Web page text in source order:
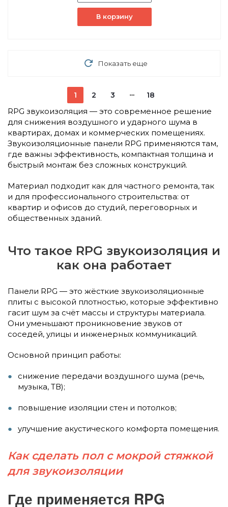
В корзину
Показать еще
1 2 3 18
RPG звукоизоляция — это современное решение
для снижения воздушного и ударного шума в
квартирах, домах и коммерческих помещениях.
Звукоизоляционные панели RPG применяются там,
где важны эффективность, компактная толщина и
быстрый монтаж без сложных конструкций.
Материал подходит как для частного ремонта, так
и для профессионального строительства: от
квартир и офисов до студий, переговорных и
общественных зданий.
Что такое RPG звукоизоляция и
как она работает
Панели RPG — это жёсткие звукоизоляционные
плиты с высокой плотностью, которые эффективно
гасит шум за счёт массы и структуры материала.
Они уменьшают проникновение звуков от
соседей, улицы и инженерных коммуникаций.
Основной принцип работы:
снижение передачи воздушного шума (речь,
музыка, ТВ);
повышение изоляции стен и потолков;
улучшение акустического комфорта помещения.
Как сделать пол с мокрой стяжкой
для звукоизоляции
Где применяется RPG